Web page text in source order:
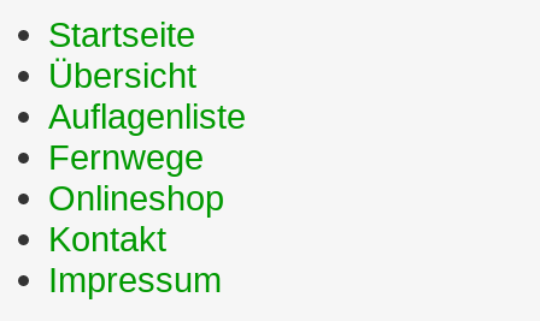
Startseite
Übersicht
Auflagenliste
Fernwege
Onlineshop
Kontakt
Impressum